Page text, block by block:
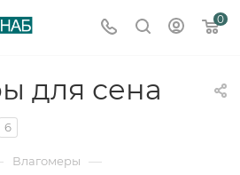
0
для сена
6
Влагомеры —